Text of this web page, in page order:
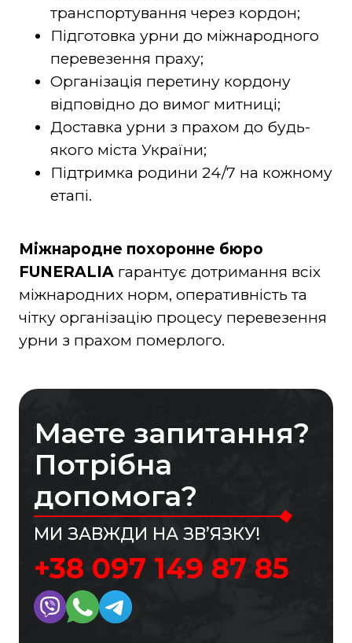
транспортування через кордон;
Підготовка урни до міжнародного
перевезення праху;
Організація перетину кордону
відповідно до вимог митниці;
Доставка урни з прахом до будь-
якого міста України;
Підтримка родини 24/7 на кожному
етапі.
Міжнародне похоронне бюро
FUNERALIAгарантує дотримання всіх
міжнародних норм, оперативність та
чітку організацію процесу перевезення
урни з прахом померлого.
Маете запитання?
Потрібна
допомога?
МИ ЗАВЖДИ НА ЗВ’ЯЗКУ!
+38 097 149 87 85